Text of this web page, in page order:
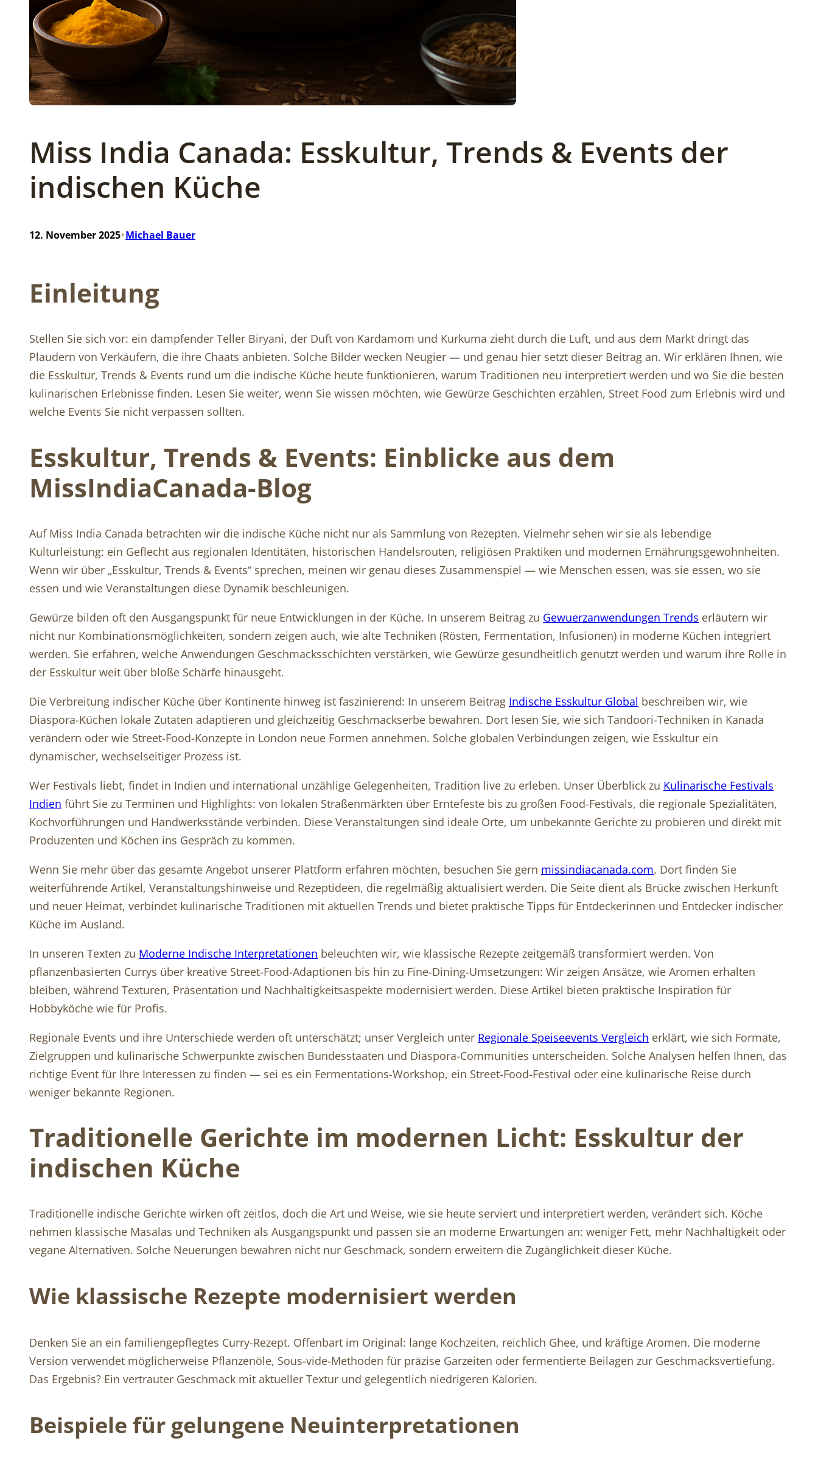
Miss India Canada: Esskultur, Trends & Events der
indischen Küche
12. November 2025•Michael Bauer
Einleitung
Stellen Sie sich vor: ein dampfender Teller Biryani, der Duft von Kardamom und Kurkuma zieht durch die Luft, und aus dem Markt dringt das
Plaudern von Verkäufern, die ihre Chaats anbieten. Solche Bilder wecken Neugier — und genau hier setzt dieser Beitrag an. Wir erklären Ihnen, wie
die Esskultur, Trends & Events rund um die indische Küche heute funktionieren, warum Traditionen neu interpretiert werden und wo Sie die besten
kulinarischen Erlebnisse finden. Lesen Sie weiter, wenn Sie wissen möchten, wie Gewürze Geschichten erzählen, Street Food zum Erlebnis wird und
welche Events Sie nicht verpassen sollten.
Esskultur, Trends & Events: Einblicke aus dem
MissIndiaCanada-Blog
Auf Miss India Canada betrachten wir die indische Küche nicht nur als Sammlung von Rezepten. Vielmehr sehen wir sie als lebendige
Kulturleistung: ein Geflecht aus regionalen Identitäten, historischen Handelsrouten, religiösen Praktiken und modernen Ernährungsgewohnheiten.
Wenn wir über „Esskultur, Trends & Events“ sprechen, meinen wir genau dieses Zusammenspiel — wie Menschen essen, was sie essen, wo sie
essen und wie Veranstaltungen diese Dynamik beschleunigen.
Gewürze bilden oft den Ausgangspunkt für neue Entwicklungen in der Küche. In unserem Beitrag zu Gewuerzanwendungen Trends erläutern wir
nicht nur Kombinationsmöglichkeiten, sondern zeigen auch, wie alte Techniken (Rösten, Fermentation, Infusionen) in moderne Küchen integriert
werden. Sie erfahren, welche Anwendungen Geschmacksschichten verstärken, wie Gewürze gesundheitlich genutzt werden und warum ihre Rolle in
der Esskultur weit über bloße Schärfe hinausgeht.
Die Verbreitung indischer Küche über Kontinente hinweg ist faszinierend: In unserem Beitrag Indische Esskultur Global beschreiben wir, wie
Diaspora-Küchen lokale Zutaten adaptieren und gleichzeitig Geschmackserbe bewahren. Dort lesen Sie, wie sich Tandoori-Techniken in Kanada
verändern oder wie Street-Food-Konzepte in London neue Formen annehmen. Solche globalen Verbindungen zeigen, wie Esskultur ein
dynamischer, wechselseitiger Prozess ist.
Wer Festivals liebt, findet in Indien und international unzählige Gelegenheiten, Tradition live zu erleben. Unser Überblick zu Kulinarische Festivals
Indien führt Sie zu Terminen und Highlights: von lokalen Straßenmärkten über Erntefeste bis zu großen Food-Festivals, die regionale Spezialitäten,
Kochvorführungen und Handwerksstände verbinden. Diese Veranstaltungen sind ideale Orte, um unbekannte Gerichte zu probieren und direkt mit
Produzenten und Köchen ins Gespräch zu kommen.
Wenn Sie mehr über das gesamte Angebot unserer Plattform erfahren möchten, besuchen Sie gern missindiacanada.com. Dort finden Sie
weiterführende Artikel, Veranstaltungshinweise und Rezeptideen, die regelmäßig aktualisiert werden. Die Seite dient als Brücke zwischen Herkunft
und neuer Heimat, verbindet kulinarische Traditionen mit aktuellen Trends und bietet praktische Tipps für Entdeckerinnen und Entdecker indischer
Küche im Ausland.
In unseren Texten zu Moderne Indische Interpretationen beleuchten wir, wie klassische Rezepte zeitgemäß transformiert werden. Von
pflanzenbasierten Currys über kreative Street-Food-Adaptionen bis hin zu Fine-Dining-Umsetzungen: Wir zeigen Ansätze, wie Aromen erhalten
bleiben, während Texturen, Präsentation und Nachhaltigkeitsaspekte modernisiert werden. Diese Artikel bieten praktische Inspiration für
Hobbyköche wie für Profis.
Regionale Events und ihre Unterschiede werden oft unterschätzt; unser Vergleich unter Regionale Speiseevents Vergleich erklärt, wie sich Formate,
Zielgruppen und kulinarische Schwerpunkte zwischen Bundesstaaten und Diaspora-Communities unterscheiden. Solche Analysen helfen Ihnen, das
richtige Event für Ihre Interessen zu finden — sei es ein Fermentations-Workshop, ein Street-Food-Festival oder eine kulinarische Reise durch
weniger bekannte Regionen.
Traditionelle Gerichte im modernen Licht: Esskultur der
indischen Küche
Traditionelle indische Gerichte wirken oft zeitlos, doch die Art und Weise, wie sie heute serviert und interpretiert werden, verändert sich. Köche
nehmen klassische Masalas und Techniken als Ausgangspunkt und passen sie an moderne Erwartungen an: weniger Fett, mehr Nachhaltigkeit oder
vegane Alternativen. Solche Neuerungen bewahren nicht nur Geschmack, sondern erweitern die Zugänglichkeit dieser Küche.
Wie klassische Rezepte modernisiert werden
Denken Sie an ein familiengepflegtes Curry-Rezept. Offenbart im Original: lange Kochzeiten, reichlich Ghee, und kräftige Aromen. Die moderne
Version verwendet möglicherweise Pflanzenöle, Sous-vide-Methoden für präzise Garzeiten oder fermentierte Beilagen zur Geschmacksvertiefung.
Das Ergebnis? Ein vertrauter Geschmack mit aktueller Textur und gelegentlich niedrigeren Kalorien.
Beispiele für gelungene Neuinterpretationen